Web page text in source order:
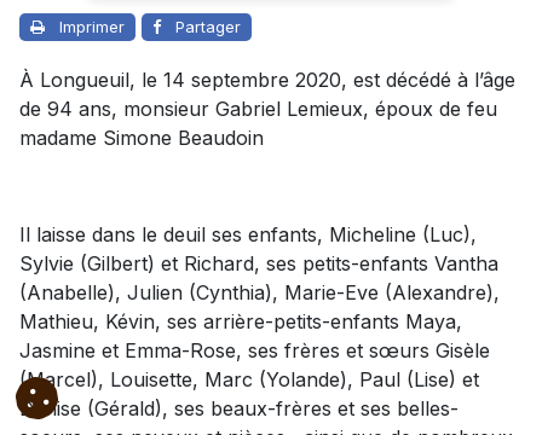
Imprimer Partager
À Longueuil, le 14 septembre 2020, est décédé à l’âge
de 94 ans, monsieur Gabriel Lemieux, époux de feu
madame Simone Beaudoin
Il laisse dans le deuil ses enfants, Micheline (Luc),
Sylvie (Gilbert) et Richard, ses petits-enfants Vantha
(Anabelle), Julien (Cynthia), Marie-Eve (Alexandre),
Mathieu, Kévin, ses arrière-petits-enfants Maya,
Jasmine et Emma-Rose, ses frères et sœurs Gisèle
(Marcel), Louisette, Marc (Yolande), Paul (Lise) et
Denise (Gérald), ses beaux-frères et ses belles-